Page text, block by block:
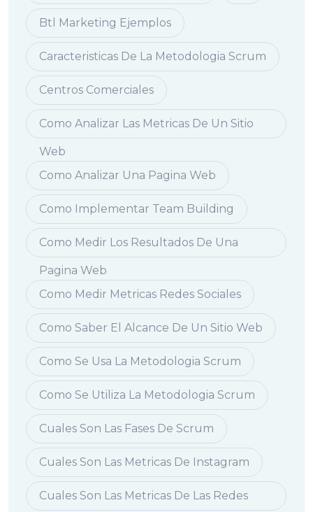
Btl Marketing Ejemplos
Caracteristicas De La Metodologia Scrum
Centros Comerciales
Como Analizar Las Metricas De Un Sitio
Web
Como Analizar Una Pagina Web
Como Implementar Team Building
Como Medir Los Resultados De Una
Pagina Web
Como Medir Metricas Redes Sociales
Como Saber El Alcance De Un Sitio Web
Como Se Usa La Metodologia Scrum
Como Se Utiliza La Metodologia Scrum
Cuales Son Las Fases De Scrum
Cuales Son Las Metricas De Instagram
Cuales Son Las Metricas De Las Redes